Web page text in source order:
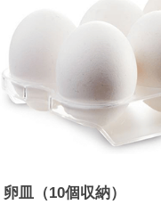
卵皿（10個収納）